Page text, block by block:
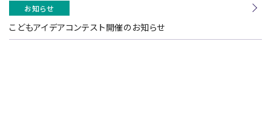
お知らせ
こどもアイデアコンテスト開催のお知らせ